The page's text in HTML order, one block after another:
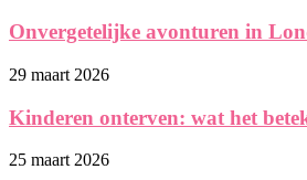
Onvergetelijke avonturen in
29 maart 2026
Kinderen onterven: wat het
25 maart 2026